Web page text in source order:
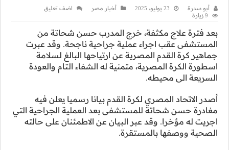
اضف تعليق
شحاتة من
وقد عبرت
لسلامة
التام والعودة
يعلن فيه
الجراحية التي
على حالته